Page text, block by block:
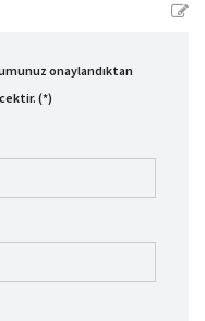
onaylandıktan
(*)